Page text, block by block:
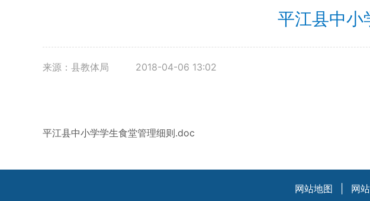
平江县中小
来源：县教体局 2018-04-06 13:02
平江县中小学学生食堂管理细则.doc
网站地图 网